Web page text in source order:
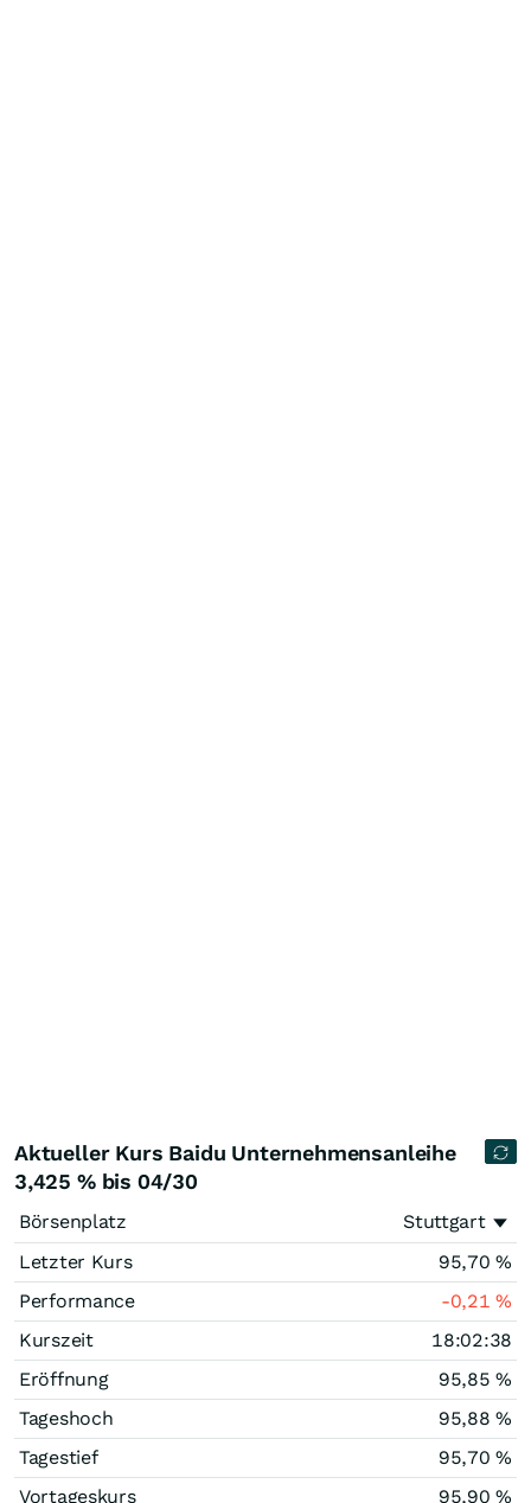
Aktueller Kurs Baidu Unternehmensanleihe
3,425 % bis 04/30
Börsenplatz
Stuttgart
Letzter Kurs
95,70 %
Performance
-0,21%
Kurszeit
18:02:38
Eröffnung
95,85 %
Tageshoch
95,88 %
Tagestief
95,70 %
Vortageskurs
95,90%